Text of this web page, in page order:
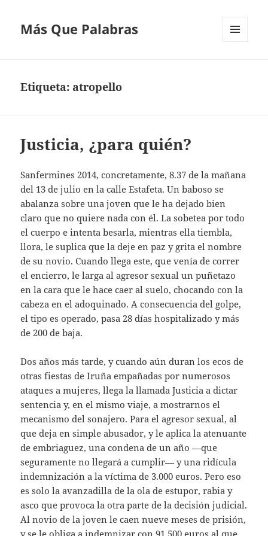
Más Que Palabras
Etiqueta: atropello
Justicia, ¿para quién?
Sanfermines 2014, concretamente, 8.37 de la mañana
del 13 de julio en la calle Estafeta. Un baboso se
abalanza sobre una joven que le ha dejado bien
claro que no quiere nada con él. La sobetea por todo
el cuerpo e intenta besarla, mientras ella tiembla,
llora, le suplica que la deje en paz y grita el nombre
de su novio. Cuando llega este, que venía de correr
el encierro, le larga al agresor sexual un puñetazo
en la cara que le hace caer al suelo, chocando con la
cabeza en el adoquinado. A consecuencia del golpe,
el tipo es operado, pasa 28 días hospitalizado y más
de 200 de baja.
Dos años más tarde, y cuando aún duran los ecos de
otras fiestas de Iruña empañadas por numerosos
ataques a mujeres, llega la llamada Justicia a dictar
sentencia y, en el mismo viaje, a mostrarnos el
mecanismo del sonajero. Para el agresor sexual, al
que deja en simple abusador, y le aplica la atenuante
de embriaguez, una condena de un año —que
seguramente no llegará a cumplir— y una ridícula
indemnización a la víctima de 3.000 euros. Pero eso
es solo la avanzadilla de la ola de estupor, rabia y
asco que provoca la otra parte de la decisión judicial.
Al novio de la joven le caen nueve meses de prisión,